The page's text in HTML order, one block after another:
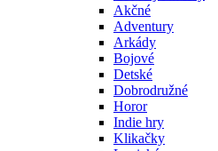
Akčné
Adventury
Arkády
Bojové
Detské
Dobrodružné
Horor
Indie hry
Klikačky